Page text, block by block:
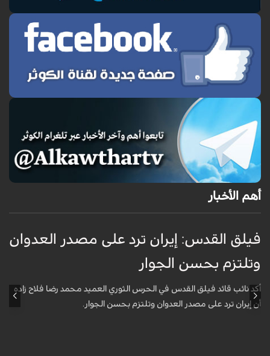
أهم الأخبار
فيلق القدس: إيران ترد على مصدر العدوان
وتلتزم بحسن الجوار
أكد نائب قائد فيلق القدس في الحرس الثوري العميد محمد رضا فلاح زاده
أن إيران ترد على مصدر العدوان وتلتزم بحسن الجوار.